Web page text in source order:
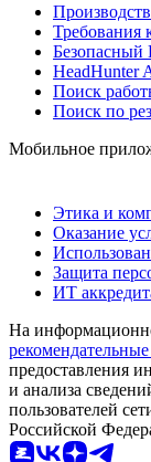
Требования
Безопасный
HeadHunter
Поиск
Поиск по
Мобильное
Этика и
Оказание
Защита
ИТ
На
предоставления
и анализа
пользователей
Российской